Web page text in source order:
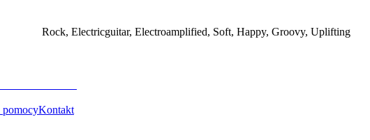
Rock, Electricguitar, Electroamplified, Soft, Happy, Groovy, Uplifting
pomocyKontakt